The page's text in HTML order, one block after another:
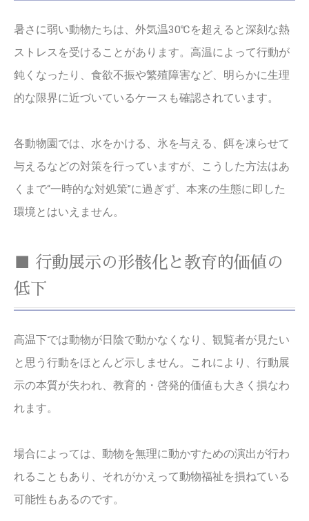
暑さに弱い動物たちは、外気温30℃を超えると深刻な熱
ストレスを受けることがあります。高温によって行動が
鈍くなったり、食欲不振や繁殖障害など、明らかに生理
的な限界に近づいているケースも確認されています。
各動物園では、水をかける、氷を与える、餌を凍らせて
与えるなどの対策を行っていますが、こうした方法はあ
くまで“一時的な対処策”に過ぎず、本来の生態に即した
環境とはいえません。
■ 行動展示の形骸化と教育的価値の
低下
高温下では動物が日陰で動かなくなり、観覧者が見たい
と思う行動をほとんど示しません。これにより、行動展
示の本質が失われ、教育的・啓発的価値も大きく損なわ
れます。
場合によっては、動物を無理に動かすための演出が行わ
れることもあり、それがかえって動物福祉を損ねている
可能性もあるのです。